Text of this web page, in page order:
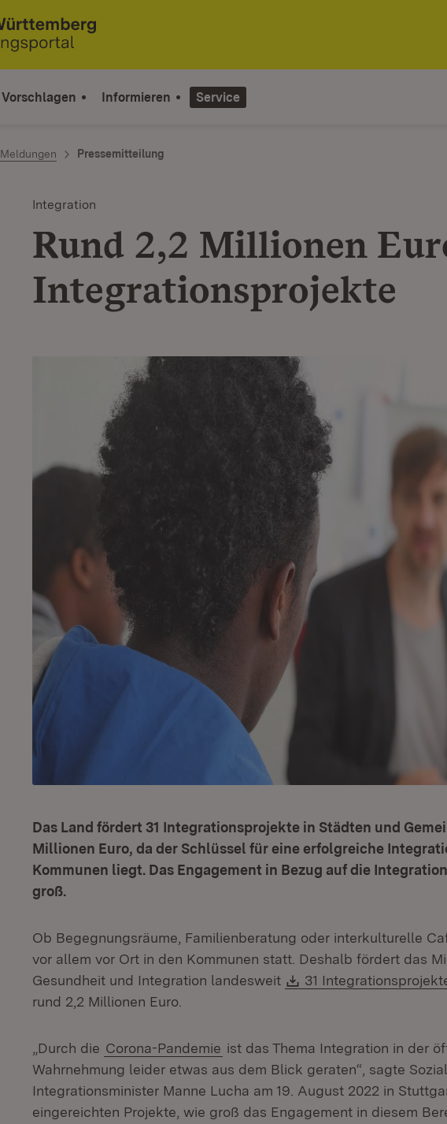
Vorschlagen Informieren Service
Meldungen Pressemitteilung
Integration
Rund 2,2 Millionen
Integrationsprojekte
Das Land fördert 31 Integrationsprojekte in Städten und
Millionen Euro, da der Schlüssel für eine erfolgreiche
Kommunen liegt. Das Engagement in Bezug auf die
groß.
Ob Begegnungsräume, Familienberatung oder interkulturelle
vor allem vor Ort in den Kommunen statt. Deshalb fördert das
Gesundheit und Integration landesweit
Download:
31
rund 2,2 Millionen Euro.
„Durch die Corona-Pandemie ist das Thema Integration in der
Wahrnehmung leider etwas aus dem Blick geraten“, sagte
Integrationsminister Manne Lucha am 19. August 2022 in
eingereichten Projekte, wie groß das Engagement in diesem